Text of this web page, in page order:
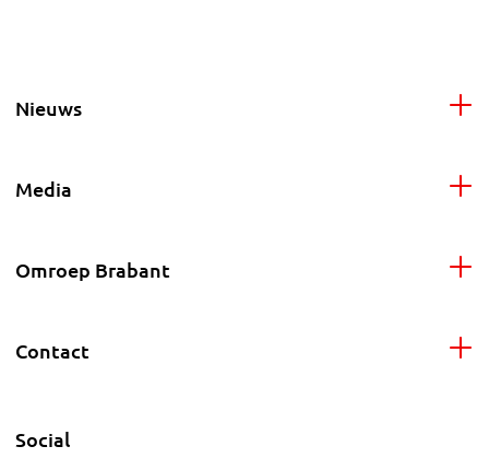
Nieuws
Media
Omroep Brabant
Contact
Social